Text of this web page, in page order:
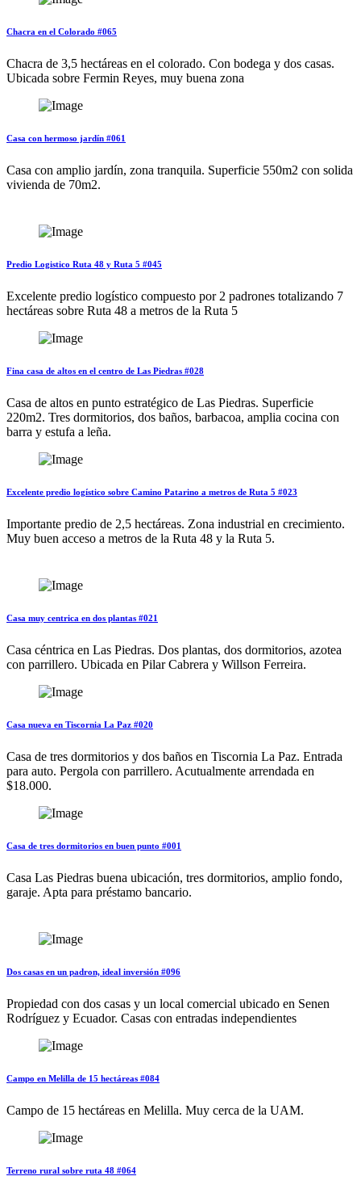
Chacra en el Colorado #065
Chacra de 3,5 hectáreas en el colorado. Con bodega y dos casas.
Ubicada sobre Fermin Reyes, muy buena zona
Casa con hermoso jardín #061
Casa con amplio jardín, zona tranquila. Superficie 550m2 con solida
vivienda de 70m2.
Predio Logistico Ruta 48 y Ruta 5 #045
Excelente predio logístico compuesto por 2 padrones totalizando 7
hectáreas sobre Ruta 48 a metros de la Ruta 5
Fina casa de altos en el centro de Las Piedras #028
Casa de altos en punto estratégico de Las Piedras. Superficie
220m2. Tres dormitorios, dos baños, barbacoa, amplia cocina con
barra y estufa a leña.
Excelente predio logístico sobre Camino Patarino a metros de Ruta 5 #023
Importante predio de 2,5 hectáreas. Zona industrial en crecimiento.
Muy buen acceso a metros de la Ruta 48 y la Ruta 5.
Casa muy centrica en dos plantas #021
Casa céntrica en Las Piedras. Dos plantas, dos dormitorios, azotea
con parrillero. Ubicada en Pilar Cabrera y Willson Ferreira.
Casa nueva en Tiscornia La Paz #020
Casa de tres dormitorios y dos baños en Tiscornia La Paz. Entrada
para auto. Pergola con parrillero. Acutualmente arrendada en
$18.000.
Casa de tres dormitorios en buen punto #001
Casa Las Piedras buena ubicación, tres dormitorios, amplio fondo,
garaje. Apta para préstamo bancario.
Dos casas en un padron, ideal inversión #096
Propiedad con dos casas y un local comercial ubicado en Senen
Rodríguez y Ecuador. Casas con entradas independientes
Campo en Melilla de 15 hectáreas #084
Campo de 15 hectáreas en Melilla. Muy cerca de la UAM.
Terreno rural sobre ruta 48 #064